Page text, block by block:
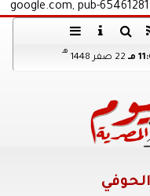
google.com, pub-
مـ 22 صفر 1448
هـ